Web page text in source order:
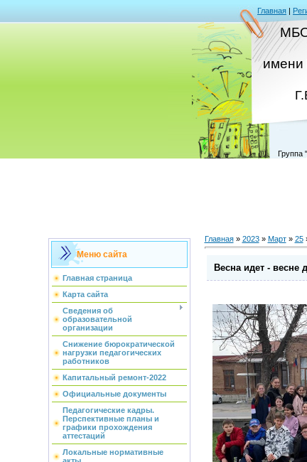
Главная |
имени
Группа "
Меню сайта
Главная страница
Карта сайта
Сведения об
образовательной
организации
Снижение бюрократической
нагрузки педагогических
работников
Капитальный ремонт-2022
Официальные документы
Педагогические кадры.
Перспективные планы и
графики прохождения
аттестаций
Локальные нормативные
Главная» 2023 » Март » 25
Весна идет - весне